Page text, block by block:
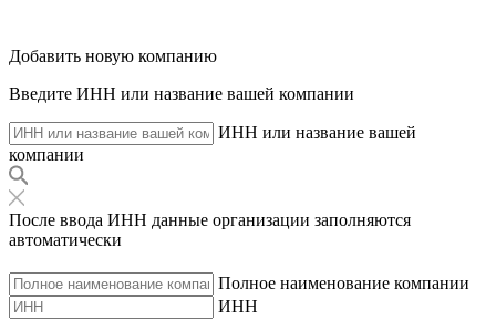
Добавить новую компанию
Введите ИНН или название вашей компании
ИНН или название вашей
компании
После ввода ИНН данные организации заполняются
автоматически
Полное наименование компании
ИНН